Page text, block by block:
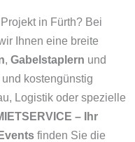
in Fürth? Bei
Ihnen eine breite
, Gabelstaplern und
kostengünstig
Logistik oder spezielle
– Ihr
finden Sie die